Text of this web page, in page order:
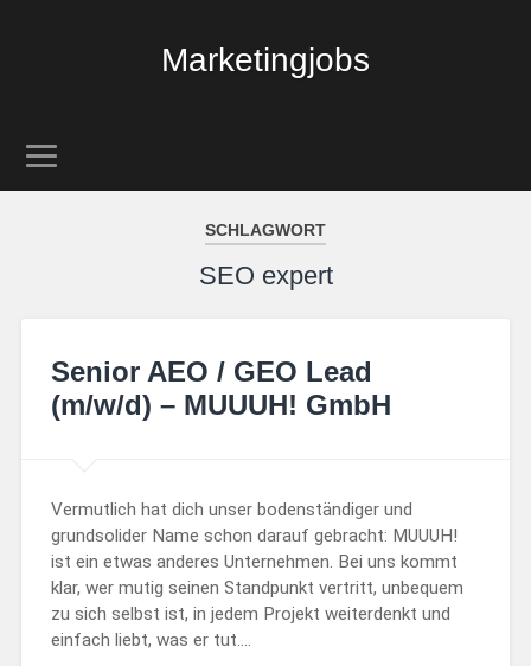
Marketingjobs
SCHLAGWORT
SEO expert
Senior AEO / GEO Lead
(m/w/d) – MUUUH! GmbH
Vermutlich hat dich unser bodenständiger und
grundsolider Name schon darauf gebracht: MUUUH!
ist ein etwas anderes Unternehmen. Bei uns kommt
klar, wer mutig seinen Standpunkt vertritt, unbequem
zu sich selbst ist, in jedem Projekt weiterdenkt und
einfach liebt, was er tut….